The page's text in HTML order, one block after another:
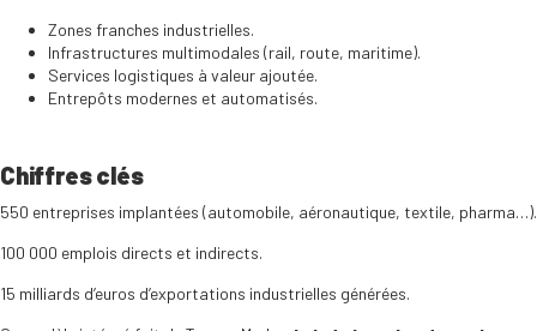
Zones franches industrielles.
Infrastructures multimodales (rail, route, maritime).
Services logistiques à valeur ajoutée.
Entrepôts modernes et automatisés.
Chiffres clés
550 entreprises implantées (automobile, aéronautique, textile, pharma…).
100 000 emplois directs et indirects.
15 milliards d’euros d’exportations industrielles générées.